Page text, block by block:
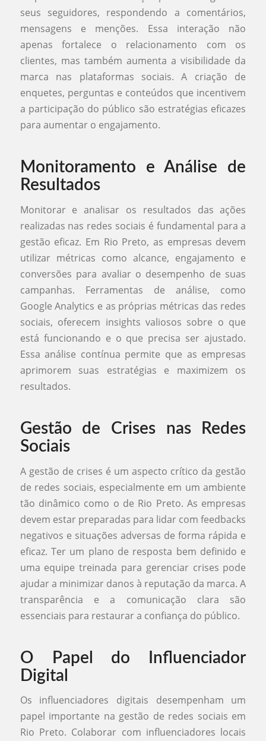
seus seguidores, respondendo a comentários,
mensagens e menções. Essa interação não
apenas fortalece o relacionamento com os
clientes, mas também aumenta a visibilidade da
marca nas plataformas sociais. A criação de
enquetes, perguntas e conteúdos que incentivem
a participação do público são estratégias eficazes
para aumentar o engajamento.
Monitoramento e Análise de
Resultados
Monitorar e analisar os resultados das ações
realizadas nas redes sociais é fundamental para a
gestão eficaz. Em Rio Preto, as empresas devem
utilizar métricas como alcance, engajamento e
conversões para avaliar o desempenho de suas
campanhas. Ferramentas de análise, como
Google Analytics e as próprias métricas das redes
sociais, oferecem insights valiosos sobre o que
está funcionando e o que precisa ser ajustado.
Essa análise contínua permite que as empresas
aprimorem suas estratégias e maximizem os
resultados.
Gestão de Crises nas Redes
Sociais
A gestão de crises é um aspecto crítico da gestão
de redes sociais, especialmente em um ambiente
tão dinâmico como o de Rio Preto. As empresas
devem estar preparadas para lidar com feedbacks
negativos e situações adversas de forma rápida e
eficaz. Ter um plano de resposta bem definido e
uma equipe treinada para gerenciar crises pode
ajudar a minimizar danos à reputação da marca. A
transparência e a comunicação clara são
essenciais para restaurar a confiança do público.
O Papel do Influenciador
Digital
Os influenciadores digitais desempenham um
papel importante na gestão de redes sociais em
Rio Preto. Colaborar com influenciadores locais